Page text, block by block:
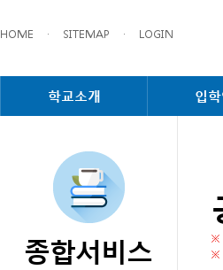
HOME · SITEMAP · LOGIN
학교소개 입
종합서비스 ※
※